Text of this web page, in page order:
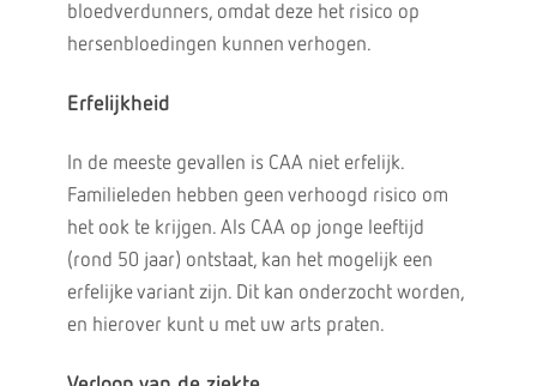
bloedverdunners, omdat deze het risico op
hersenbloedingen kunnen verhogen.
Erfelijkheid
In de meeste gevallen is CAA niet erfelijk.
Familieleden hebben geen verhoogd risico om
het ook te krijgen. Als CAA op jonge leeftijd
(rond 50 jaar) ontstaat, kan het mogelijk een
erfelijke variant zijn. Dit kan onderzocht worden,
en hierover kunt u met uw arts praten.